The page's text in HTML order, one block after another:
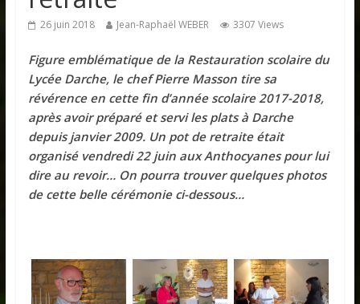
26 juin 2018 Jean-Raphaël WEBER 3307 Views
Figure emblématique de la Restauration scolaire du
Lycée Darche, le chef Pierre Masson tire sa
révérence en cette fin d’année scolaire 2017-2018,
après avoir préparé et servi les plats à Darche
depuis janvier 2009. Un pot de retraite était
organisé vendredi 22 juin aux Anthocyanes pour lui
dire au revoir… On pourra trouver quelques photos
de cette belle cérémonie ci-dessous…